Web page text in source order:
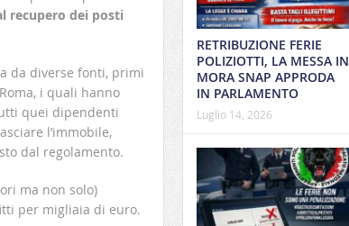
recupero dei posti
da diverse fonti, primi
i quali hanno
quei dipendenti
l’immobile,
dal regolamento.
ma non solo)
per migliaia di euro.
RETRIBUZIONE FERIE
POLIZIOTTI, LA MESSA IN
MORA SNAP APPRODA
IN PARLAMENTO
Luglio 14, 2026